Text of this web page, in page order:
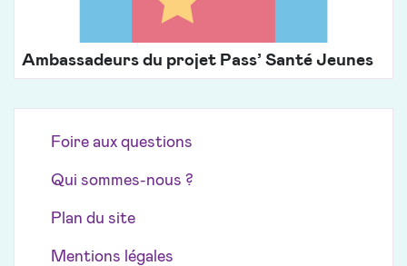
Ambassadeurs du projet Pass’ Santé Jeunes
Foire aux questions
Qui sommes-nous ?
Plan du site
Mentions légales